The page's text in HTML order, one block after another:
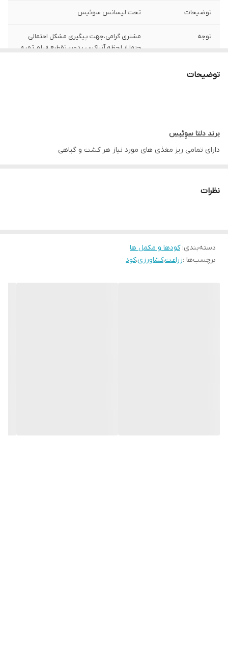
توضیحات تحت لیسانس سوئیس
توجه
مشتری گرامی،جهت پیگیری مشکل احتمالی
حتما از لحظه آنباکس بدون تقطیع فیلم تهیه
توضیحات
برند دلتا سوِئیس
دارای تمامی ریز مغذی های مورد نیاز هر کشت و گیاهی
5-مولیبدن
6- و سایر ریزمغذی های موردنیاز
نظرات
دسته‌بندی:کودها و مکمل ها
برچسب‌ها :زراعت،کشاورزی،کود